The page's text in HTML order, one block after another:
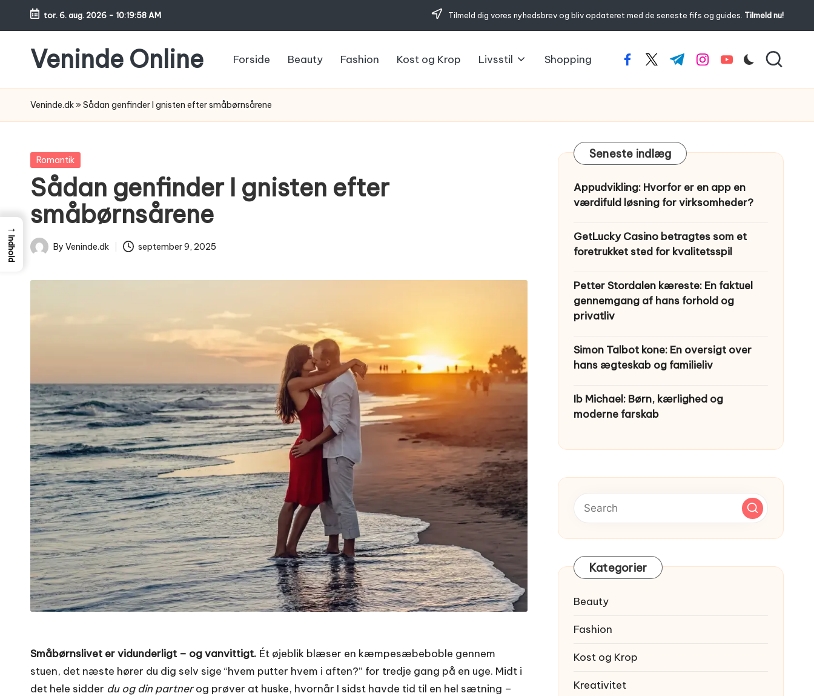
Skip
content
tor. 6. aug. 2026 - 10:19:59 AM Tilmeld dig vores nyhedsbrev og bliv opdateret med de seneste fifs og guides. Tilmeld nu!
Veninde Online
venindesnak
bliver
inspiration
Forside Beauty Fashion Kost og Krop Livsstil Shopping facebook.com
twitter.com
t.me instagram.com
youtube.com
Veninde.dk » Sådan genfinder I gnisten efter småbørnsårene
Posted
Romantik
Sådan genfinder I gnisten efter
småbørnsårene
Posted
By Veninde.dk september 9, 2025
Småbørnslivet er vidunderligt – og vanvittigt. Ét øjeblik blæser en kæmpesæbeboble gennem
stuen, det næste hører du dig selv sige “hvem putter hvem i aften?” for tredje gang på en uge. Midt i
det hele sidder du og din partnerog prøver at huske, hvornår I sidst havde tid til en hel sætning –
Seneste indlæg
Appudvikling: Hvorfor er en app en
værdifuld løsning for virksomheder?
GetLucky Casino betragtes som et
foretrukket sted for kvalitetsspil
Petter Stordalen kæreste: En faktuel
gennemgang af hans forhold og
privatliv
Simon Talbot kone: En oversigt over
hans ægteskab og familieliv
Ib Michael: Børn, kærlighed og
moderne farskab
Kategorier
Beauty
Fashion
Kost og Krop
Kreativitet
→
Indhold